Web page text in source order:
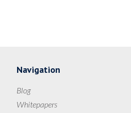
Navigation
Blog
Whitepapers